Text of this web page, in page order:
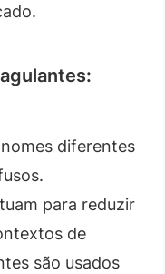
diferentes
para reduzir
de
são usados